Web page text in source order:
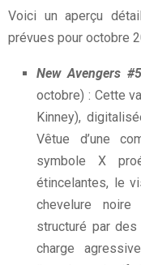
Voici un aperçu
prévues pour octobre
New Avengers #5
octobre) : Cette
Kinney),
Vêtue d’une
symbole X
étincelantes, le
chevelure
structuré par
charge